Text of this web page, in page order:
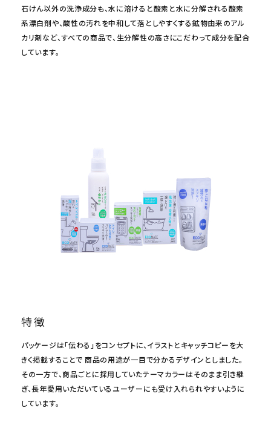
石けん以外の洗浄成分も、水に溶けると酸素と水に分解される酸素
系漂白剤や、酸性の汚れを中和して落としやすくする鉱物由来のアル
カリ剤など、すべての商品で、生分解性の高さにこだわって成分を配合
しています。
特徴
パッケージは「伝わる」をコンセプトに、イラストとキャッチコピーを大
きく掲載することで 商品の用途が一目で分かるデザインとしました。
その一方で、商品ごとに採用していたテーマカラーはそのまま引き継
ぎ、長年愛用いただいているユーザーにも受け入れられやすいように
しています。